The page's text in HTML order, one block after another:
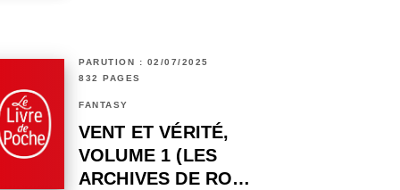
PARUTION : 02/07/2025
832 PAGES
FANTASY
VENT ET VÉRITÉ,
VOLUME 1 (LES
ARCHIVES DE RO…